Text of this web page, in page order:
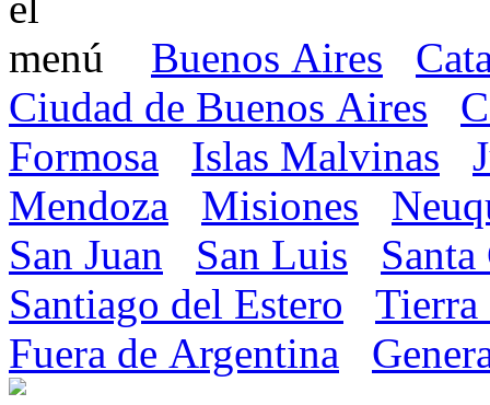
Buenos Aires
Ciudad de Buenos Aires
Formosa
Islas Malvinas
Mendoza
Misiones
San Juan
San Luis
Santiago del Estero
Tierra
Fuera de Argentina